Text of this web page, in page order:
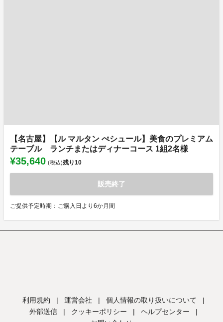
【名古屋】【ル マルタン ぺシュール】美食のプレミアム
テーブル ランチまたはディナーコース 1組2名様
¥35,640 (税込)残り10
販売終了
ご提供予定時期：ご購入日より6か月間
利用規約 | 運営会社 | 個人情報の取り扱いについて
|
外部送信
| クッキーポリシー | ヘルプセンター
|